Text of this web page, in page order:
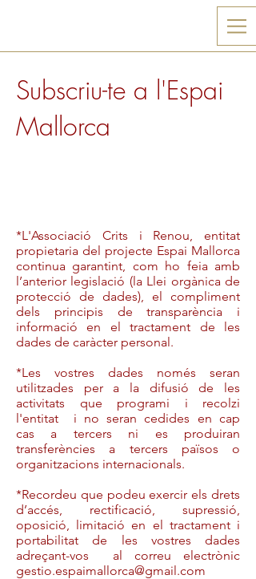
Subscriu-te a l'Espai
Mallorca
*L'Associació Crits i Renou, entitat
propietaria del projecte Espai Mallorca
continua garantint, com ho feia amb
l’anterior legislació (la Llei orgànica de
protecció de dades), el compliment
dels principis de transparència i
informació en el tractament de les
dades de caràcter personal.
*Les vostres dades només seran
utilitzades per a la difusió de les
activitats que programi i recolzi
l'entitat i no seran cedides en cap
cas a tercers ni es produiran
transferències a tercers països o
organitzacions internacionals.
*Recordeu que podeu exercir els drets
d’accés, rectificació, supressió,
oposició, limitació en el tractament i
portabilitat de les vostres dades
adreçant-vos al correu electrònic
gestio.espaimallorca@gmail.com